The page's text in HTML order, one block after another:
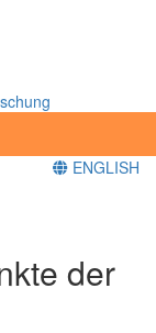
ENGLISH
der